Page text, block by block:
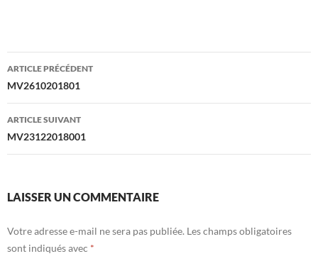
Navigation
des
articles
ARTICLE PRÉCÉDENT
MV2610201801
ARTICLE SUIVANT
MV23122018001
LAISSER UN COMMENTAIRE
Votre adresse e-mail ne sera pas publiée. Les champs obligatoires
sont indiqués avec *